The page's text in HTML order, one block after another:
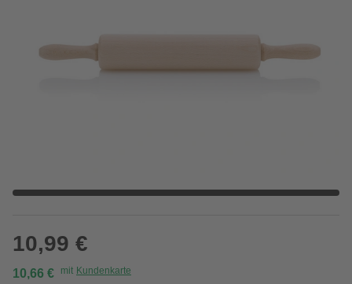
10,99 €
10,66 € mit Kundenkarte